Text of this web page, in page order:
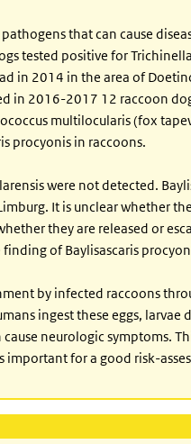
that can cause
tested positive for
in 2014 in the area of
in 2016-2017 12 raccoon
multilocularis (fox
procyonis in raccoons.
were not detected.
It is unclear whether
they are released or
of Baylisascaris
by infected raccoons
ingest these eggs, larvae
neurologic symptoms.
for a good risk-